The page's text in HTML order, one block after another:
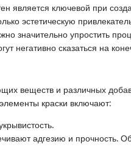
является ключевой при
эстетическую
значительно упростить
негативно сказаться на
веществ и различных
краски включают:
адгезию и прочность.